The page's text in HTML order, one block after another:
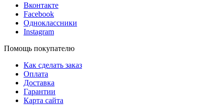
Вконтакте
Facebook
Одноклассники
Instagram
Помощь покупателю
Как сделать заказ
Оплата
Доставка
Гарантии
Карта сайта